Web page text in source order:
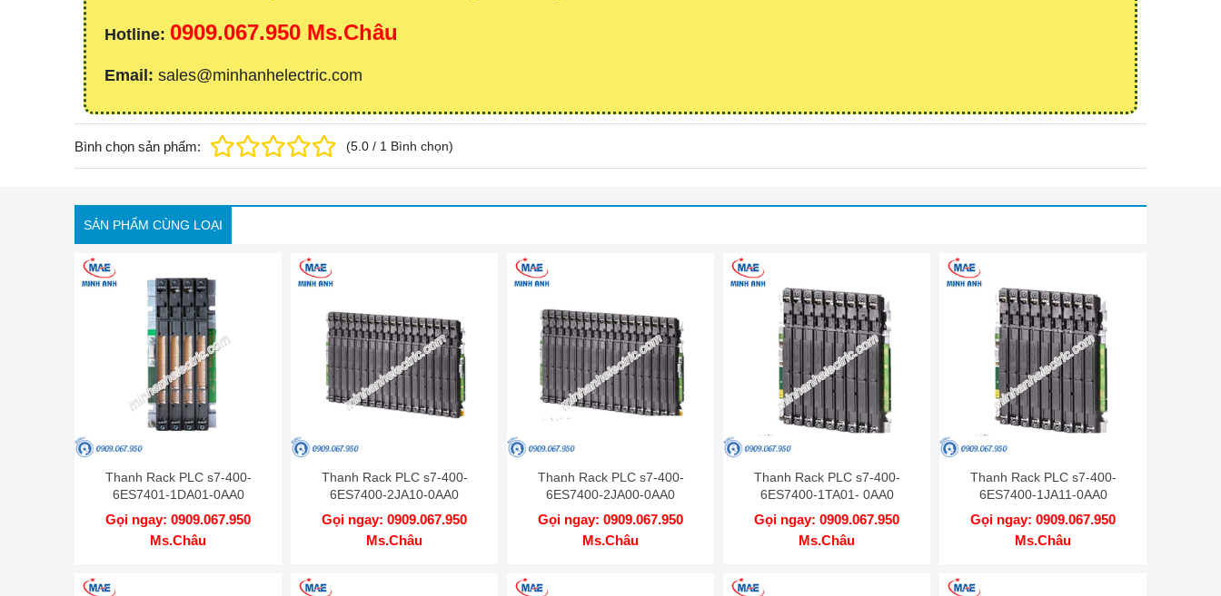
Hotline: 0909.067.950 Ms.Châu
Email: sales@minhanhelectric.com
Bình chọn sản phẩm: (5.0 / 1 Bình chọn)
SẢN PHẨM CÙNG LOẠI
Thanh Rack PLC s7-400-
6ES7401-1DA01-0AA0
Gọi ngay: 0909.067.950
Ms.Châu
Thanh Rack PLC s7-400-
6ES7400-2JA10-0AA0
Gọi ngay: 0909.067.950
Ms.Châu
Thanh Rack PLC s7-400-
6ES7400-2JA00-0AA0
Gọi ngay: 0909.067.950
Ms.Châu
Thanh Rack PLC s7-400-
6ES7400-1TA01- 0AA0
Gọi ngay: 0909.067.950
Ms.Châu
Thanh Rack PLC s7-400-
6ES7400-1JA11-0AA0
Gọi ngay: 0909.067.950
Ms.Châu